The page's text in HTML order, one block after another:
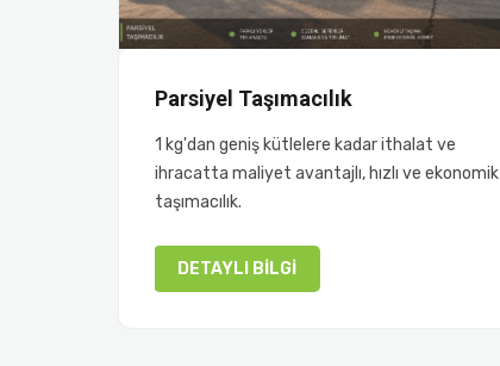
Parsiyel Taşımacılık
1 kg'dan geniş kütlelere kadar ithalat ve
ihracatta maliyet avantajlı, hızlı ve ekonomik
taşımacılık.
DETAYLI BILGI